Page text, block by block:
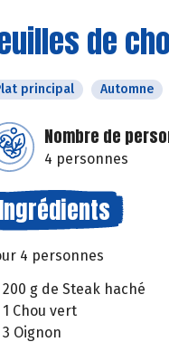
de
principal Automne
Nombre de
4 personnes
Ingrédients
4 personnes
200 g de Steak haché
1 Chou vert
3 Oignon